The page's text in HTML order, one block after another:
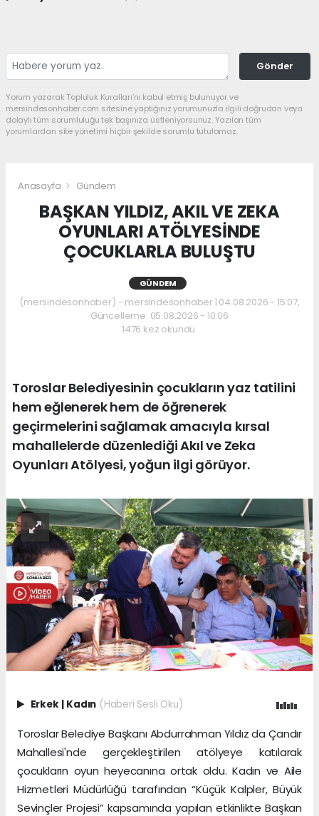
Gönder
Yorum yazarak Topluluk Kuralları’nı kabul etmiş bulunuyor ve
mersindesonhaber.com sitesine yaptığınız yorumunuzla ilgili doğrudan veya
dolaylı tüm sorumluluğu tek başınıza üstleniyorsunuz. Yazılan tüm
yorumlardan site yönetimi hiçbir şekilde sorumlu tutulamaz.
Anasayfa Gündem
BAŞKAN YILDIZ, AKIL VE ZEKA
OYUNLARI ATÖLYESİNDE
ÇOCUKLARLA BULUŞTU
GÜNDEM
(mersindesonhaber) - mersindesonhaber | 04.08.2026 - 15:07,
Güncelleme: 05.08.2026 - 10:06
1476 kez okundu.
Toroslar Belediyesinin çocukların yaz tatilini
hem eğlenerek hem de öğrenerek
geçirmelerini sağlamak amacıyla kırsal
mahallelerde düzenlediği Akıl ve Zeka
Oyunları Atölyesi, yoğun ilgi görüyor.
Erkek | Kadın (Haberi Sesli Oku)
Toroslar Belediye Başkanı Abdurrahman Yıldız da Çandır
Mahallesi'nde gerçekleştirilen atölyeye katılarak
çocukların oyun heyecanına ortak oldu. Kadın ve Aile
Hizmetleri Müdürlüğü tarafından “Küçük Kalpler, Büyük
Sevinçler Projesi” kapsamında yapılan etkinlikte Başkan